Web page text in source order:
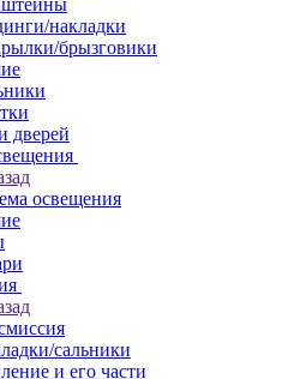
накладки
брызговики
дверей
освещения
сальники
и его части